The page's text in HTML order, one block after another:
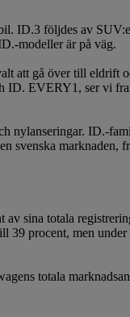
ID.3 följdes av
modeller är på väg.
att gå över till eldrift
ID. EVERY1, ser vi
nylanseringar. ID.-
marknaden,
sina totala
procent, men
totala